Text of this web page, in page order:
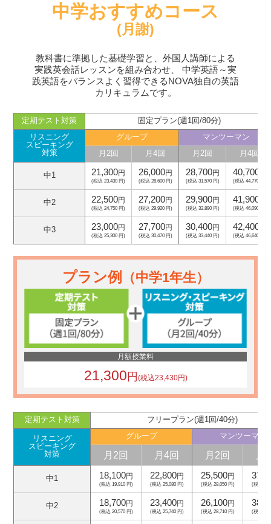
中学おすすめコース
(月謝)
教科書に準拠した基礎学習と、外国人講師による
実践英会話レッスンを組み合わせ、
中学英語～実
践英語をバランスよく習得できるNOVA独自の英語
カリキュラムです。
定期テスト対策
固定プラン(週1回/80分)
リスニング
スピーキング
対策
グループ
マンツーマン
月2回
月4回 月2回 月4回
中1 21,300円
(税込 23,430 円)
26,000円
(税込 28,600 円)
28,700円
(税込 31,570 円)
40,700
(税込 44,770 円)
中2 22,500円
(税込 24,750 円)
27,200円
(税込 29,920 円)
29,900円
(税込 32,890 円)
41,900
(税込 46,090 円)
中3 23,000円
(税込 25,300 円)
27,700円
(税込 30,470 円)
30,400円
(税込 33,440 円)
42,400
(税込 46,640 円)
プラン例 （中学1年生）
月額授業料
21,300円(税込23,430円)
定期テスト対策 フリープラン(週1回/40分)
リスニング
スピーキング
対策
グループ マンツーマン
月2回 月4回 月2回
中1 18,100円
(税込 19,910 円)
22,800円
(税込 25,080 円)
25,500円
(税込 28,050 円) (税込
中2 18,700円
(税込 20,570 円)
23,400円
(税込 25,740 円)
26,100円
(税込 28,710 円) (税込